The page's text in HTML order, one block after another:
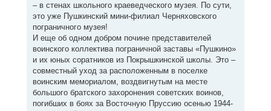
– в стенах школьного краеведческого музея. По сути,
это уже Пушкинский мини-филиал Черняховского
пограничного музея!
И еще об одном добром почине представителей
воинского коллектива пограничной заставы «Пушкино»
и их юных соратников из Покрышкинской школы. Это –
совместный уход за расположенным в поселке
воинским мемориалом, воздвигнутым на месте
большого братского захоронения советских воинов,
погибших в боях за Восточную Пруссию осенью 1944-